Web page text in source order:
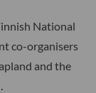
National
co-organisers
and the